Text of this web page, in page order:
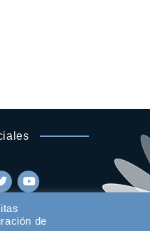
de